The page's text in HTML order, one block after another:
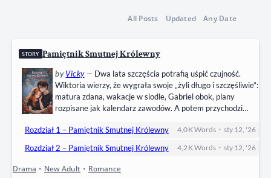
All Posts Updated Any Date
STORY Pamiętnik Smutnej Królewny
byVicky— Dwa lata szczęścia potrafią uśpić czujność.
Wiktoria wierzy, że wygrała swoje „żyli długo i szczęśliwie”:
matura zdana, wakacje w siodle, Gabriel obok, plany
rozpisane jak kalendarz zawodów. A potem przychodzi
trasie krosu kończy się wszystko. Śmierć Gabriela rozrywa
posłuszeństwa, a pamięć zostaje pełna przedmiotów, które
bolą:…
Rozdział 1 – Pamiętnik Smutnej Królewny 4,0 KWords •sty 12, '26
Rozdział 2 – Pamiętnik Smutnej Królewny 4,2 KWords •sty 12, '26
Drama • New Adult • Romance